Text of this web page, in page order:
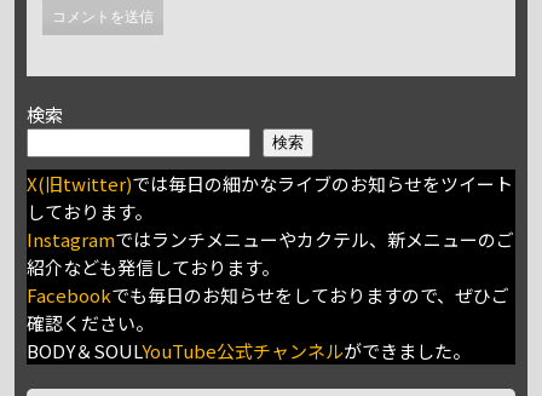
検索
検索
X(旧twitter)では毎日の細かなライブのお知らせをツイート
しております。
Instagramではランチメニューやカクテル、新メニューのご
紹介なども発信しております。
Facebookでも毎日のお知らせをしておりますので、ぜひご
確認ください。
BODY＆SOULYouTube公式チャンネルができました。